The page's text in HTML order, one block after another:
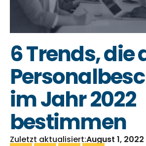
6 Trends, die
im Jahr 2022
bestimmen
Zuletzt aktualisiert:August 1, 2022